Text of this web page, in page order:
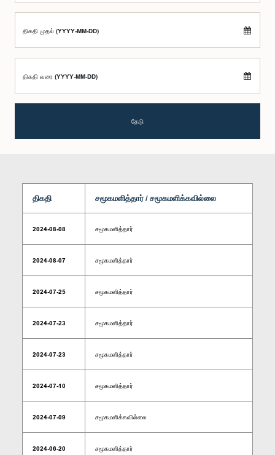
திகதி முதல் (YYYY-MM-DD)
திகதி வரை (YYYY-MM-DD)
தேடு
திகதி சமூகமளித்தார் / சமூகமளிக்கவில்லை
2024-08-08 சமூகமளித்தார்
2024-08-07 சமூகமளித்தார்
2024-07-25 சமூகமளித்தார்
2024-07-23 சமூகமளித்தார்
2024-07-23 சமூகமளித்தார்
2024-07-10 சமூகமளித்தார்
2024-07-09 சமூகமளிக்கவில்லை
2024-06-20 சமூகமளித்தார்